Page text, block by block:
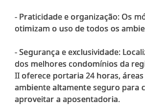
- Praticidade e organização: Os
otimizam o uso de todos os
- Segurança e exclusividade:
dos melhores condomínios da
II oferece portaria 24 horas,
ambiente altamente seguro para
aproveitar a aposentadoria.